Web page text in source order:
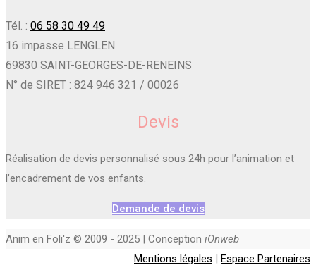
Tél. : 06 58 30 49 49
16 impasse LENGLEN
69830 SAINT-GEORGES-DE-RENEINS
N° de SIRET : 824 946 321 / 00026
Devis
Réalisation de devis personnalisé sous 24h pour l’animation et
l’encadrement de vos enfants.
Demande de devis
Anim en Foli'z © 2009 - 2025 | Conception iOnweb
Mentions légales | Espace Partenaires